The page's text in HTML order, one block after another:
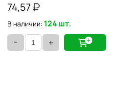
74,57
В наличии: 124 шт.
- +